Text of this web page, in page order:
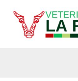
contenido